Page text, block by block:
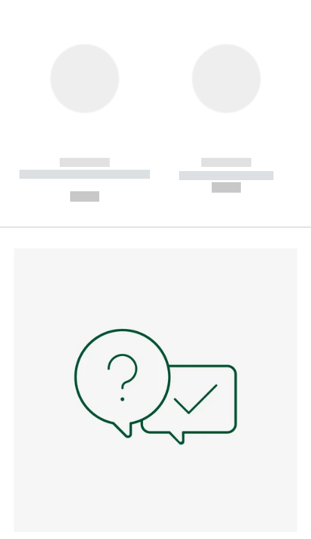
------------
----------- ----------- --------
------------
----------- -----------